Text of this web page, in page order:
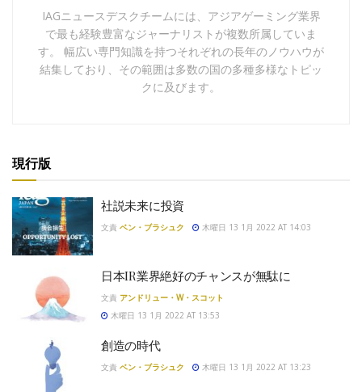
IAGニュースデスクチームには、アジアゲーミング業界
で最も経験豊富なジャーナリストが複数所属していま
す。 幅広い専門知識を持つそれぞれの長年のノウハウが
結集しており、その範囲は多数の国の多種多様なトピッ
クに及びます。
現行版
社説未来に投資
文責 ベン・ブラシュク 木曜日 13 1月 2022 AT 14:03
日本IR業界絶好のチャンスが無駄に
文責 アンドリュー・W・スコット
木曜日 13 1月 2022 AT 13:53
創造の時代
文責 ベン・ブラシュク 木曜日 13 1月 2022 AT 13:23